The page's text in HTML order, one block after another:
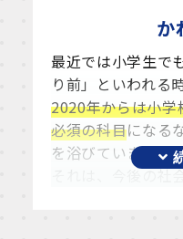
を実感していただ
えを口に出せるよ
す。
この画面をお読み
には、お子様の大
漠然とした
子様と教室にお
か
最近では小学生で
り前」といわれる
2020年からは小
必須の科目になる
を浴びています。
それは、今後の社